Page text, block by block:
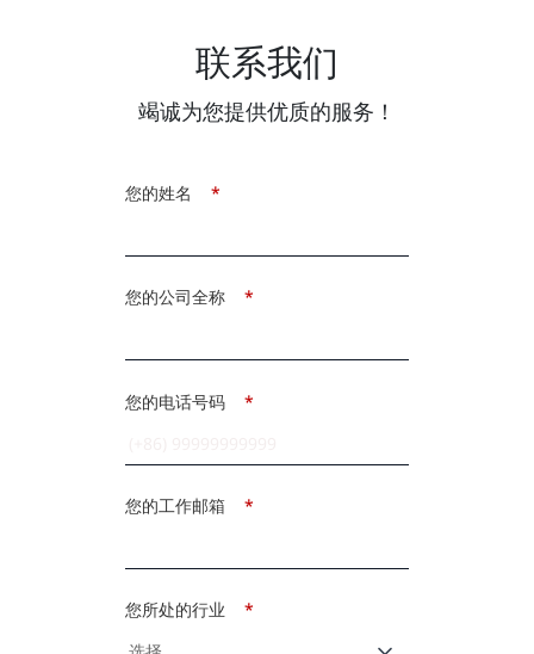
联系我们
竭诚为您提供优质的服务！
*
您的姓名
*
您的公司全称
*
您的电话号码
*
您的工作邮箱
*
您所处的行业